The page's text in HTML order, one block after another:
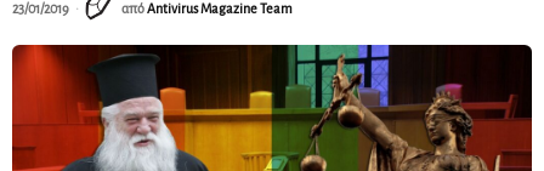
23/01/2019 απόAntivirus Magazine Team